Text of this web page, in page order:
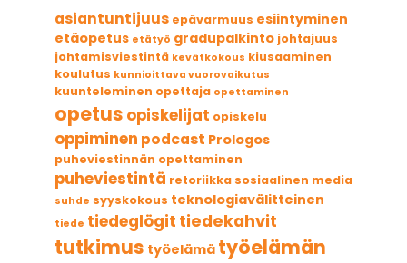
asiantuntijuus epävarmuus esiintyminen
etäopetus etätyö gradupalkinto johtajuus
johtamisviestintä kevätkokous kiusaaminen
koulutus kunnioittava vuorovaikutus
kuunteleminen opettaja opettaminen
opetus opiskelijat opiskelu
oppiminen podcast Prologos
puheviestinnän opettaminen
puheviestintä retoriikka sosiaalinen media
suhde syyskokous teknologiavälitteinen
tiede tiedeglögit tiedekahvit
tutkimus työelämä työelämän